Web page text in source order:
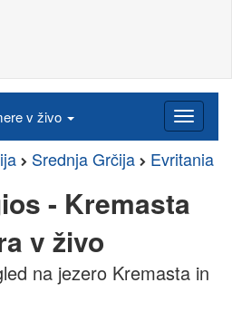
v živo
Srednja Grčija Evritania
- Kremasta
v živo
na jezero Kremasta in